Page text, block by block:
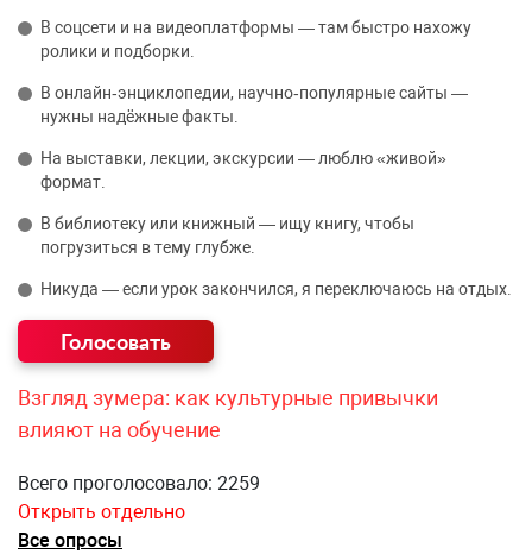
В соцсети и на видеоплатформы — там быстро нахожу
ролики и подборки.
В онлайн‑энциклопедии, научно‑популярные сайты —
нужны надёжные факты.
На выставки, лекции, экскурсии — люблю «живой»
формат.
В библиотеку или книжный — ищу книгу, чтобы
погрузиться в тему глубже.
Никуда — если урок закончился, я переключаюсь на отдых.
Взгляд зумера: как культурные привычки
влияют на обучение
Всего проголосовало: 2259
Открыть отдельно
Все опросы